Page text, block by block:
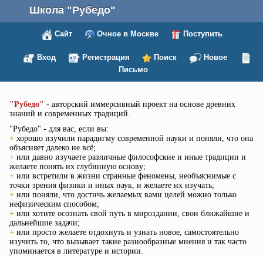
Школа "Рубедо"
Сайт Очное в Москве Поступить
Вход Регистрация Поиск
Новое
Письмо
"Рубедо" - авторский иммерсивный проект на основе древних
знаний и современных традиций.
"Рубедо" - для вас, если вы:
+ хорошо изучили парадигму современной науки и поняли, что она
объясняет далеко не всё;
+ или давно изучаете различные философские и иные традиции и
желаете понять их глубинную основу;
+ или встретили в жизни странные феномены, необъяснимые с
точки зрения физики и иных наук, и желаете их изучать;
+ или поняли, что достичь желаемых вами целей можно только
нефизическим способом;
+ или хотите осознать свой путь в мироздании, свои ближайшие и
дальнейшие задачи;
+ или просто желаете отдохнуть и узнать новое, самостоятельно
изучить то, что вызывает такие разнообразные мнения и так часто
упоминается в литературе и истории.